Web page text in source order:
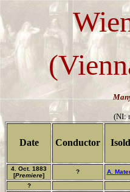
(NI:
Date Conductor
4. Oct. 1883
[Premiere]
? A.
?